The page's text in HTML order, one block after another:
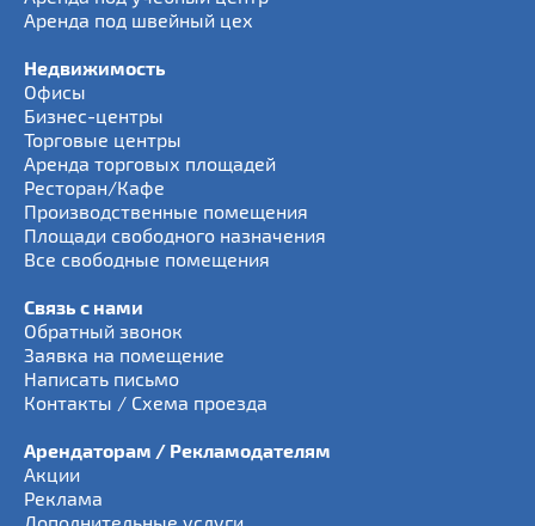
Аренда под швейный цех
Недвижимость
Офисы
Бизнес-центры
Торговые центры
Аренда торговых площадей
Ресторан/Кафе
Производственные помещения
Площади свободного назначения
Все свободные помещения
Связь с нами
Обратный звонок
Заявка на помещение
Написать письмо
Контакты / Схема проезда
Арендаторам / Рекламодателям
Акции
Реклама